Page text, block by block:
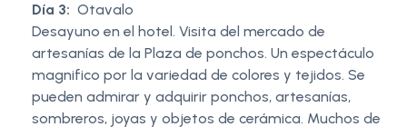
Día 3: Otavalo
Desayuno en el hotel. Visita del mercado de
artesanías de la Plaza de ponchos. Un espectáculo
magnifico por la variedad de colores y tejidos. Se
pueden admirar y adquirir ponchos, artesanías,
sombreros, joyas y objetos de cerámica. Muchos de